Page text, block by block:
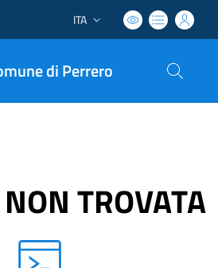
Lingua attiva:
ITA
di Perrero
TROVATA